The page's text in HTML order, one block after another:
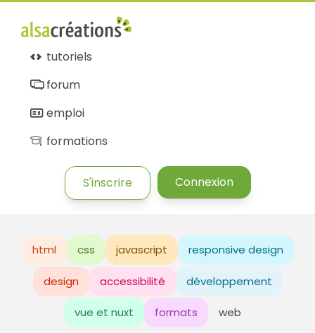
tutoriels
forum
emploi
formations
S'inscrire Connexion
html css javascript responsive design
design accessibilité développement
vue et nuxt formats web